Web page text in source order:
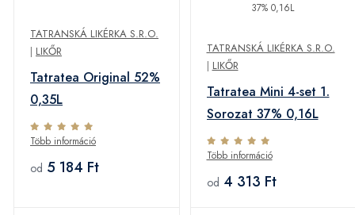
TATRANSKÁ LIKÉRKA S.R.O.
| LIKŐR
Tatratea Original 52%
0,35L
Több információ
od 5 184 Ft
TATRANSKÁ LIKÉRKA S.R.O.
| LIKŐR
Tatratea Mini 4-set 1.
Sorozat 37% 0,16L
Több információ
od 4 313 Ft